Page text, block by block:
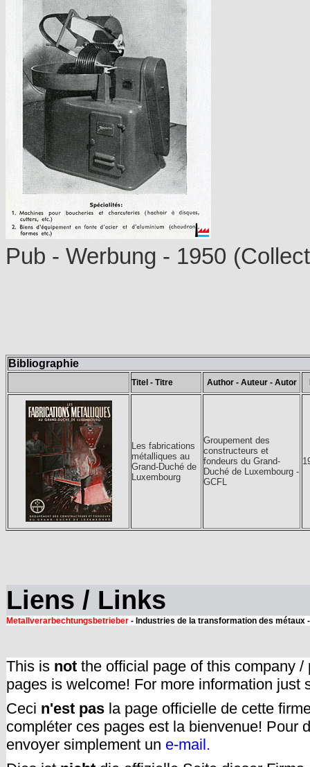
Pub - Werbung - 1950
Bibliographie
Titel - Titre Author - Auteur - Autor
Les fabrications
métalliques au
Grand-Duché de
Luxembourg
Groupement des
constructeurs et
fondeurs du Grand-
Duché de Luxembourg -
GCFL
Liens / Links
Metallverarbechtungsbetrieber - Industries de la transformation des métaux
This is not the official page of this company
pages is welcome! For more information just
Ceci n'est pas la page officielle de cette
compléter ces pages est la bienvenue! Pour
envoyer simplement un e-mail.